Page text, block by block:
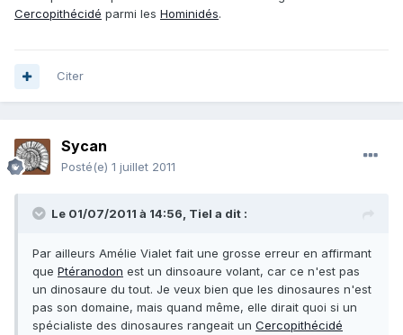
Cercopithécidé parmi les Hominidés.
Citer
Sycan
Posté(e) 1 juillet 2011
Le 01/07/2011 à 14:56, Tiel a dit :
Par ailleurs Amélie Vialet fait une grosse erreur en affirmant
que Ptéranodon est un dinsoaure volant, car ce n'est pas
un dinosaure du tout. Je veux bien que les dinosaures n'est
pas son domaine, mais quand même, elle dirait quoi si un
spécialiste des dinosaures rangeait un Cercopithécidé